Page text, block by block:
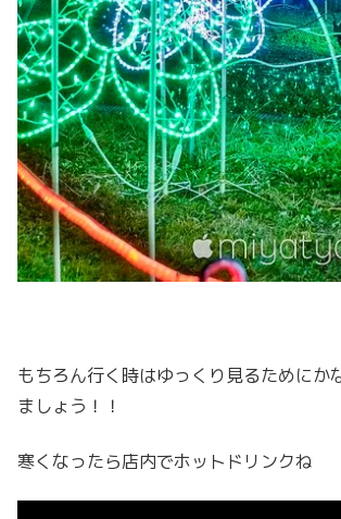
もちろん行く時はゆっくり見るためにか
ましょう！！
寒くなったら店内でホットドリンクね